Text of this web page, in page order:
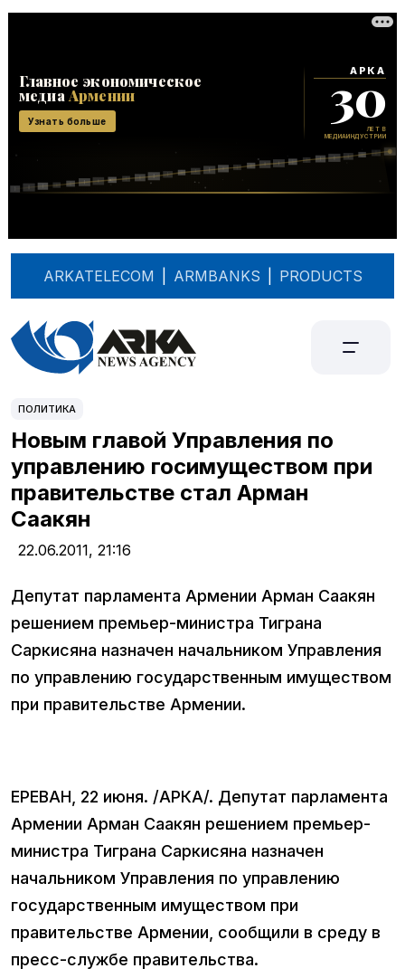
ARKATELECOM ARMBANKS PRODUCTS
ПОЛИТИКА
Новым главой Управления по
управлению госимуществом при
правительстве стал Арман
Саакян
22.06.2011, 21:16
Депутат парламента Армении Арман Саакян
решением премьер-министра Тиграна
Саркисяна назначен начальником Управления
по управлению государственным имуществом
при правительстве Армении.
ЕРЕВАН, 22 июня. /АРКА/. Депутат парламента
Армении Арман Саакян решением премьер-
министра Тиграна Саркисяна назначен
начальником Управления по управлению
государственным имуществом при
правительстве Армении, сообщили в среду в
пресс-службе правительства.